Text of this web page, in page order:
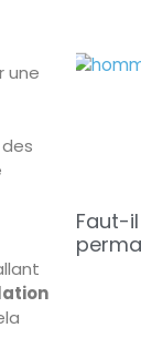
une
Faut-